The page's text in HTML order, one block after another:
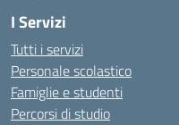
I Servizi
Tutti i servizi
Personale scolastico
Famiglie e studenti
Percorsi di studio